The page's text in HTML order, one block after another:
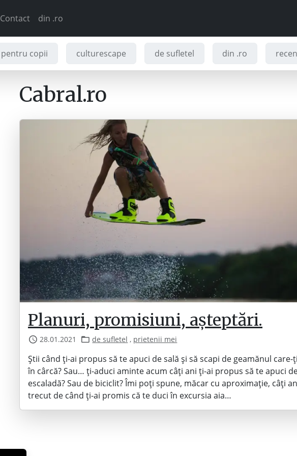
Contact din .ro
pentru copii culturescape de sufletel din .ro
Cabral.ro
Planuri, promisiuni, așteptări.
28.01.2021 de sufletel , prietenii mei
Știi când ți-ai propus să te apuci de sală și să scapi de geamănul care-
în cârcă? Sau… ți-aduci aminte acum câți ani ți-ai propus să te apuci
escaladă? Sau de biciclit? Îmi poți spune, măcar cu aproximație, câți
trecut de când ți-ai promis că te duci în excursia aia…